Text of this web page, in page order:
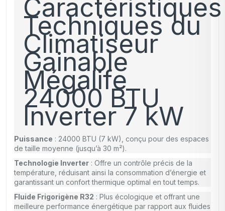
Caractéristiques
Techniques du
Climatiseur
Gainable
Mégalife
24000 BTU
Inverter 7 kW
Puissance : 24000 BTU (7 kW), conçu pour des espaces
de taille moyenne (jusqu’à 30 m²).
Technologie Inverter : Offre un contrôle précis de la
température, réduisant ainsi la consommation d’énergie et
garantissant un confort thermique optimal en tout temps.
Fluide Frigorigène R32 : Plus écologique et offrant une
meilleure performance énergétique par rapport aux fluides